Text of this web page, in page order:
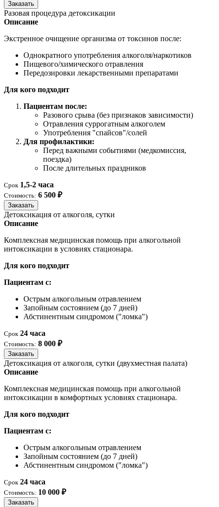
Заказать
Разовая процедура детоксикации
Описание
Экстренное очищение организма от токсинов после:
Однократного употребления алкоголя/наркотиков
Пищевого/химического отравления
Передозировки лекарственными препаратами
Для кого подходит
Пациентам после:
Разового срыва (без признаков зависимости)
Отравления суррогатным алкоголем
Употребления "спайсов"/солей
Для профилактики:
Перед важными событиями (медкомиссия,
поездка)
После длительных праздников
Срок 1,5-2 часа
Стоимость: 6 500 ₽
Заказать
Детоксикация от алкоголя, сутки
Описание
Комплексная медицинская помощь при алкогольной
интоксикации в условиях стационара.
Для кого подходит
Пациентам с:
Острым алкогольным отравлением
Запойным состоянием (до 7 дней)
Абстинентным синдромом ("ломка")
Срок 24 часа
Стоимость: 8 000 ₽
Заказать
Детоксикация от алкоголя, сутки (двухместная палата)
Описание
Комплексная медицинская помощь при алкогольной
интоксикации в комфортных условиях стационара.
Для кого подходит
Пациентам с:
Острым алкогольным отравлением
Запойным состоянием (до 7 дней)
Абстинентным синдромом ("ломка")
Срок 24 часа
Стоимость: 10 000 ₽
Заказать